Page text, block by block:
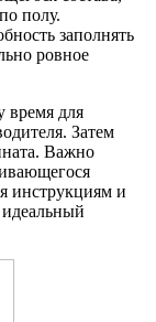
полу.
заполнять
ровное
время для
Затем
Важно
инструкциям и